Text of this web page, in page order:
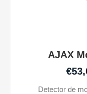
AJAX
Detector de